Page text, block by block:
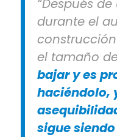
“Después
durante el
construcción
el tamaño
bajar y es
haciéndolo,
sigue